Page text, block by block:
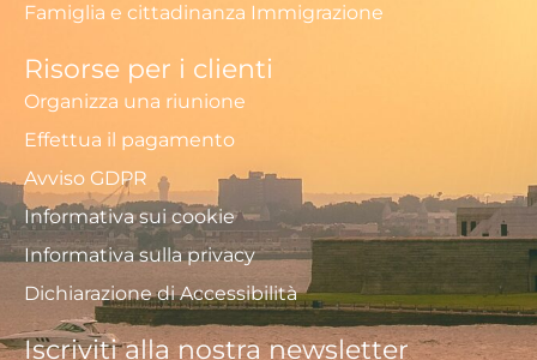
Famiglia e cittadinanza Immigrazione
Risorse per i clienti
Organizza una riunione
Effettua il pagamento
Avviso GDPR
Informativa sui cookie
Informativa sulla privacy
Dichiarazione di Accessibilità
Iscriviti alla nostra newsletter